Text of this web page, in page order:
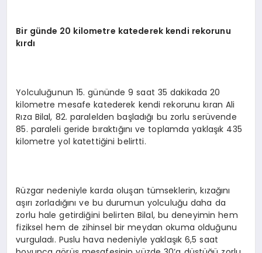
Bir günde 20 kilometre katederek kendi rekorunu
kırdı
Yolculuğunun 15. gününde 9 saat 35 dakikada 20
kilometre mesafe katederek kendi rekorunu kıran Ali
Rıza Bilal, 82. paralelden başladığı bu zorlu serüvende
85. paraleli geride bıraktığını ve toplamda yaklaşık 435
kilometre yol katettiğini belirtti.
Rüzgar nedeniyle karda oluşan tümseklerin, kızağını
aşırı zorladığını ve bu durumun yolculuğu daha da
zorlu hale getirdiğini belirten Bilal, bu deneyimin hem
fiziksel hem de zihinsel bir meydan okuma olduğunu
vurguladı. Puslu hava nedeniyle yaklaşık 6,5 saat